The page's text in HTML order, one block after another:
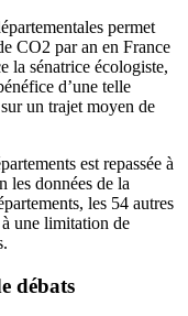
permet
CO2 par an en France
la sénatrice écologiste,
d’une telle
un trajet moyen de
est repassée à
les données de la
les 54 autres
une limitation de
débats